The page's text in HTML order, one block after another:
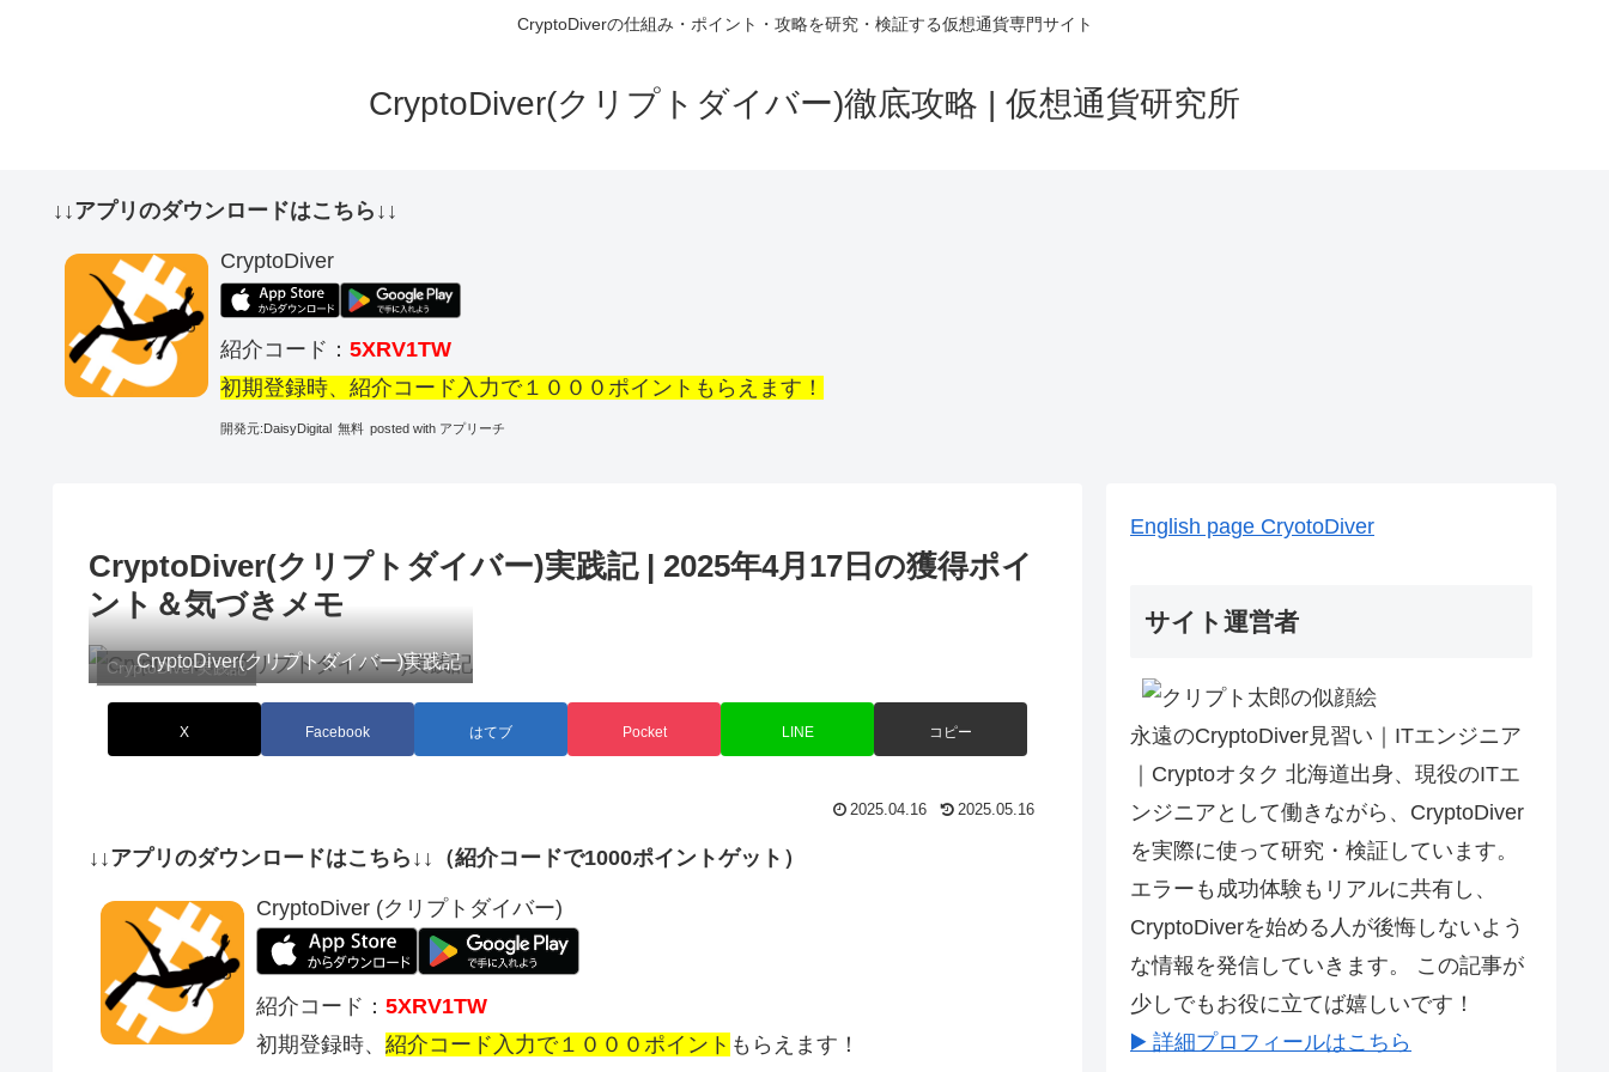
CryptoDiverの仕組み・ポイント・攻略を研究・検証する仮想通貨専門サイト
CryptoDiver(クリプトダイバー)徹底攻略 | 仮想通貨研究所
↓↓アプリのダウンロードはこちら↓↓
CryptoDiver
紹介コード： 5XRV1TW
初期登録時、紹介コード入力で１０００ポイントもらえます！
開発元:DaisyDigital 無料 posted with アプリーチ
CryptoDiver(クリプトダイバー)実践記 | 2025年4月17日の獲得ポイ
ント＆気づきメモ
CryptoDiver実践記
CryptoDiver(クリプトダイバー)実践記
X Facebook はてブ Pocket LINE コピー
2025.04.16 2025.05.16
↓↓アプリのダウンロードはこちら↓↓（紹介コードで1000ポイントゲット）
CryptoDiver (クリプトダイバー)
紹介コード： 5XRV1TW
初期登録時、 紹介コード入力で１０００ポイント もらえます！
English page CryotoDiver
サイト運営者
永遠のCryptoDiver見習い｜ITエンジニア
｜Cryptoオタク 北海道出身、現役のITエ
ンジニアとして働きながら、CryptoDiver
を実際に使って研究・検証しています。
エラーも成功体験もリアルに共有し、
CryptoDiverを始める人が後悔しないよう
な情報を発信していきます。 この記事が
少しでもお役に立てば嬉しいです！
▶️ 詳細プロフィールはこちら